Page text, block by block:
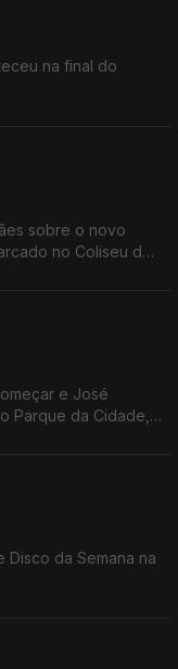
na final do
sobre o novo
no Coliseu dos
e José
Parque da Cidade,
Disco da Semana na